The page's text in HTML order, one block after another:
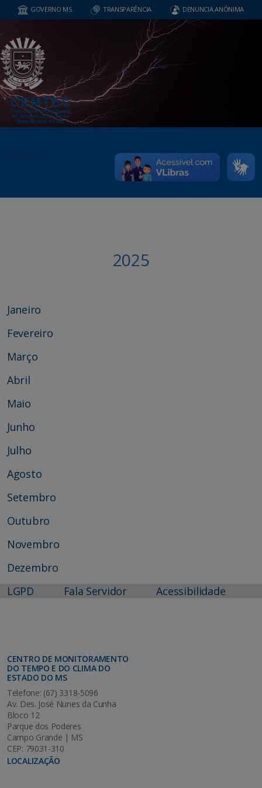
GOVERNO MS TRANSPARÊNCIA DENUNCIA ANÔNIMA
2025
Janeiro
Fevereiro
Março
Abril
Maio
Junho
Julho
Agosto
Setembro
Outubro
Novembro
Dezembro
LGPD
Fala Servidor Acessibilidade
CENTRO DE MONITORAMENTO
DO TEMPO E DO CLIMA DO
ESTADO DO MS
Telefone: (67) 3318-5096
Av. Des. José Nunes da Cunha
Bloco 12
Parque dos Poderes
Campo Grande | MS
CEP: 79031-310
LOCALIZAÇÃO